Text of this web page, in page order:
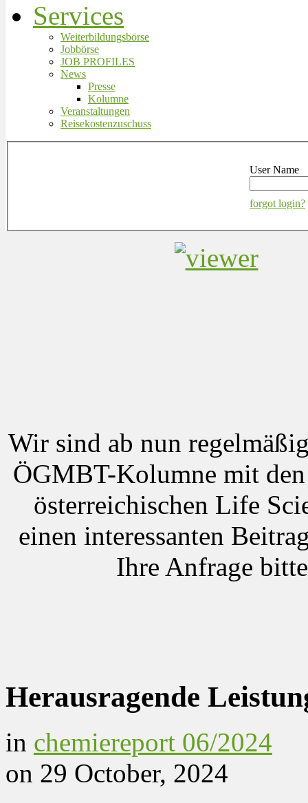
Services
Weiterbildungsbörse
Jobbörse
JOB PROFILES
News
Presse
Kolumne
Veranstaltungen
Reisekostenzuschuss
User Name
forgot login?
Wir sind ab nun
ÖGMBT-Kolumne mit
österreichischen Life
einen interessanten
Ihre Anfrage
Herausragende
in chemiereport 06/2024
on 29 October, 2024